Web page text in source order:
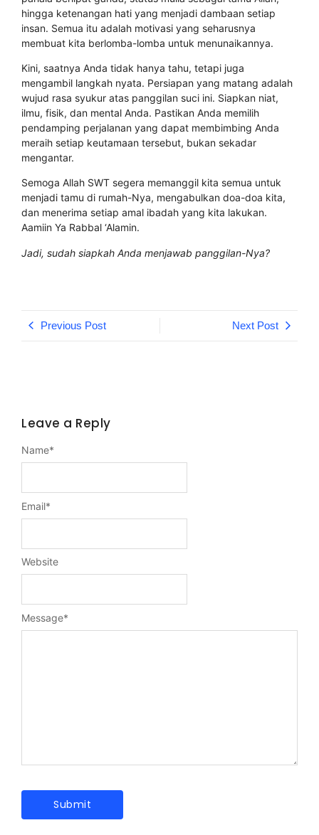
hingga ketenangan hati yang menjadi dambaan setiap
insan. Semua itu adalah motivasi yang seharusnya
membuat kita berlomba-lomba untuk menunaikannya.
Kini, saatnya Anda tidak hanya tahu, tetapi juga
mengambil langkah nyata. Persiapan yang matang adalah
wujud rasa syukur atas panggilan suci ini. Siapkan niat,
ilmu, fisik, dan mental Anda. Pastikan Anda memilih
pendamping perjalanan yang dapat membimbing Anda
meraih setiap keutamaan tersebut, bukan sekadar
mengantar.
Semoga Allah SWT segera memanggil kita semua untuk
menjadi tamu di rumah-Nya, mengabulkan doa-doa kita,
dan menerima setiap amal ibadah yang kita lakukan.
Aamiin Ya Rabbal ‘Alamin.
Jadi, sudah siapkah Anda menjawab panggilan-Nya?
Previous Post Next Post
Leave a Reply
Message*
Name*
Email*
Website